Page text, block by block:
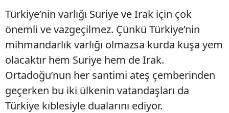
Türkiye’nin varlığı Suriye ve Irak için çok
önemli ve vazgeçilmez. Çünkü Türkiye’nin
mihmandarlık varlığı olmazsa kurda kuşa yem
olacaktır hem Suriye hem de Irak.
Ortadoğu’nun her santimi ateş çemberinden
geçerken bu iki ülkenin vatandaşları da
Türkiye kıblesiyle dualarını ediyor.